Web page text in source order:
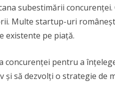
subestimării
Multe startup-uri
existente pe piață.
concurenței pentru a
să dezvolți o strategie de